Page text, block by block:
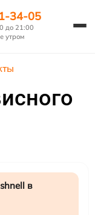
34-05
до 21:00
утром
в